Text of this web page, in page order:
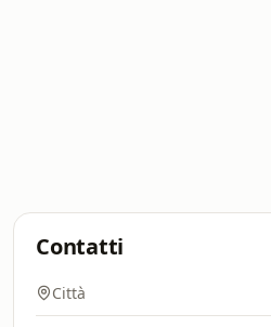
Contatti
Città